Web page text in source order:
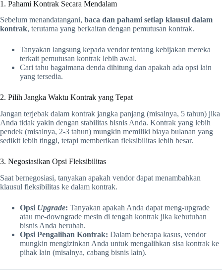
1. Pahami Kontrak Secara Mendalam
Sebelum menandatangani, baca dan pahami setiap klausul dalam
kontrak, terutama yang berkaitan dengan pemutusan kontrak.
Tanyakan langsung kepada vendor tentang kebijakan mereka
terkait pemutusan kontrak lebih awal.
Cari tahu bagaimana denda dihitung dan apakah ada opsi lain
yang tersedia.
2. Pilih Jangka Waktu Kontrak yang Tepat
Jangan terjebak dalam kontrak jangka panjang (misalnya, 5 tahun) jika
Anda tidak yakin dengan stabilitas bisnis Anda. Kontrak yang lebih
pendek (misalnya, 2-3 tahun) mungkin memiliki biaya bulanan yang
sedikit lebih tinggi, tetapi memberikan fleksibilitas lebih besar.
3. Negosiasikan Opsi Fleksibilitas
Saat bernegosiasi, tanyakan apakah vendor dapat menambahkan
klausul fleksibilitas ke dalam kontrak.
Opsi Upgrade: Tanyakan apakah Anda dapat meng-upgrade
atau me-downgrade mesin di tengah kontrak jika kebutuhan
bisnis Anda berubah.
Opsi Pengalihan Kontrak: Dalam beberapa kasus, vendor
mungkin mengizinkan Anda untuk mengalihkan sisa kontrak ke
pihak lain (misalnya, cabang bisnis lain).